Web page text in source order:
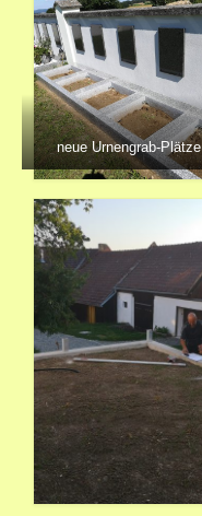
neue Urnengrab-Plätze